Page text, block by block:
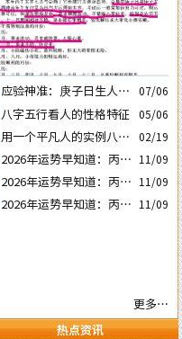
应验神准：庚子日生人丙
午流年运势判断的应验结
果
07/06
八字五行看人的性格特征 05/06
用一个平凡人的实例八字
论断2026马年的流年运势
02/19
2026年运势早知道：丙午
年运势不好的4个出生日
期之四‘庚子’ 日
11/09
2026年运势早知道：丙午
年运势不好的4个出生日
期之三‘丙子’ 日
11/09
2026年运势早知道：丙午 11/09
更多…
热点资讯